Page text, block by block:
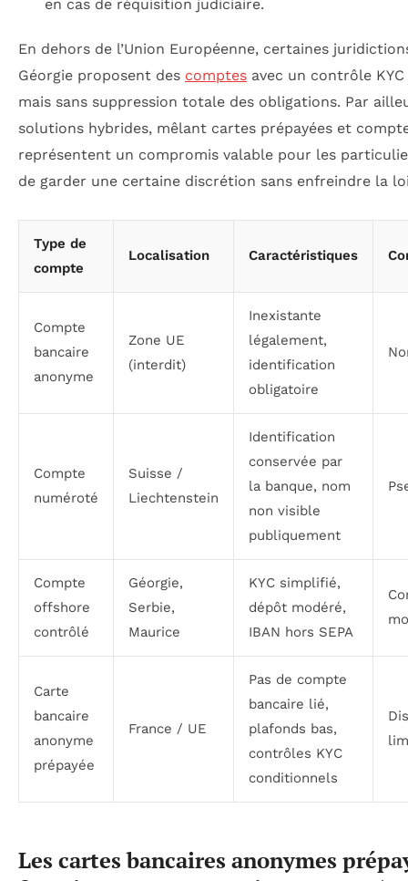
en cas de réquisition judiciaire.
En dehors de l’Union Européenne, certaines
Géorgie proposent des comptes avec un contrôle
mais sans suppression totale des obligations. Par
solutions hybrides, mêlant cartes prépayées et
représentent un compromis valable pour les
de garder une certaine discrétion sans enfreindre la
Type de
compte
Localisation Caractéristiques
Compte
bancaire
anonyme
Zone UE
(interdit)
Inexistante
légalement,
identification
obligatoire
Compte
numéroté
Suisse /
Liechtenstein
Identification
conservée par
la banque, nom
non visible
publiquement
Compte
offshore
contrôlé
Géorgie,
Serbie,
Maurice
KYC simplifié,
dépôt modéré,
IBAN hors SEPA
Carte
bancaire
anonyme
prépayée
France / UE
Pas de compte
bancaire lié,
plafonds bas,
contrôles KYC
conditionnels
Les cartes bancaires anonymes